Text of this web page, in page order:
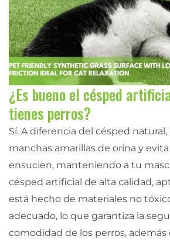
¿Es bueno el césped
tienes perros?
Sí. A diferencia del césped natural,
manchas amarillas de orina y
ensucien, manteniendo a tu
césped artificial de alta calidad,
está hecho de materiales no
adecuado, lo que garantiza la
comodidad de los perros, además